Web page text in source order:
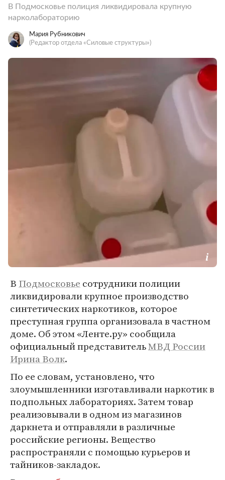
В Подмосковье полиция ликвидировала крупную
нарколабораторию
Мария Рубникович
(Редактор отдела «Силовые структуры»)
В Подмосковье сотрудники полиции
ликвидировали крупное производство
синтетических наркотиков, которое
преступная группа организовала в частном
доме. Об этом «Ленте.ру» сообщила
официальный представительМВД России
Ирина Волк.
По ее словам, установлено, что
злоумышленники изготавливали наркотик в
подпольных лабораториях. Затем товар
реализовывали в одном из магазинов
даркнета и отправляли в различные
российские регионы. Вещество
распространяли с помощью курьеров и
тайников-закладок.